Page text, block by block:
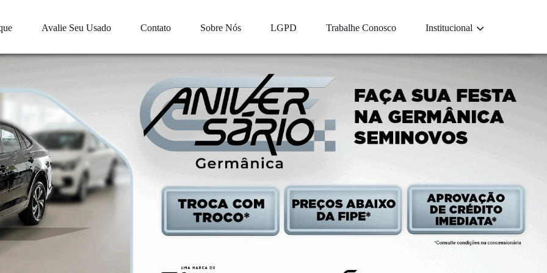
Avalie Seu Usado Contato Sobre Nós LGPD Trabalhe Conosco Institucional